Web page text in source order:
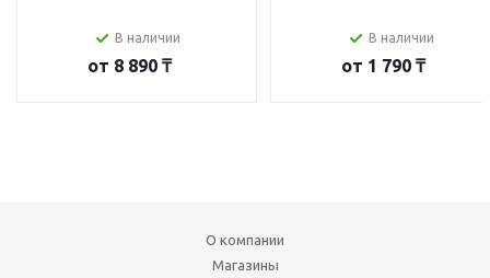
В наличии
от 8 890 ₸
В наличии
от 1 790 ₸
О компании
Магазины